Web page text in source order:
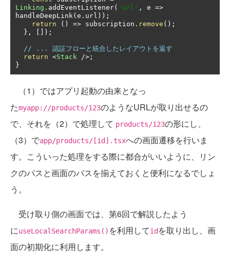
Linking . addEventListener( 'url' , e =>
handleDeepLink( e . url ));
return
() => subscription . remove ();
},
[]);
// ... 認証フローと統合したレイアウトを返す
return <Stack />;
}
（1）ではアプリ起動の由来となっ
たmyapp://products/123のようなURLが取り出せるの
で、それを（2）で処理して products/123の形にし、
（3）でapp/products/[id].tsxへの画面遷移を行いま
す。こういった処理をする際に都合がいいように、リン
クのパスと画面のパスを揃えておくと便利になるでしょ
う。
受け取り側の画面では、第6回で解説したよう
にuseLocalSearchParams() を利用してid を取り出し、画
面の初期化に利用します。